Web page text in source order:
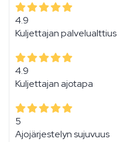
4.9
Kuljettajan palvelualttius
4.9
Kuljettajan ajotapa
5
Ajojärjestelyn sujuvuus